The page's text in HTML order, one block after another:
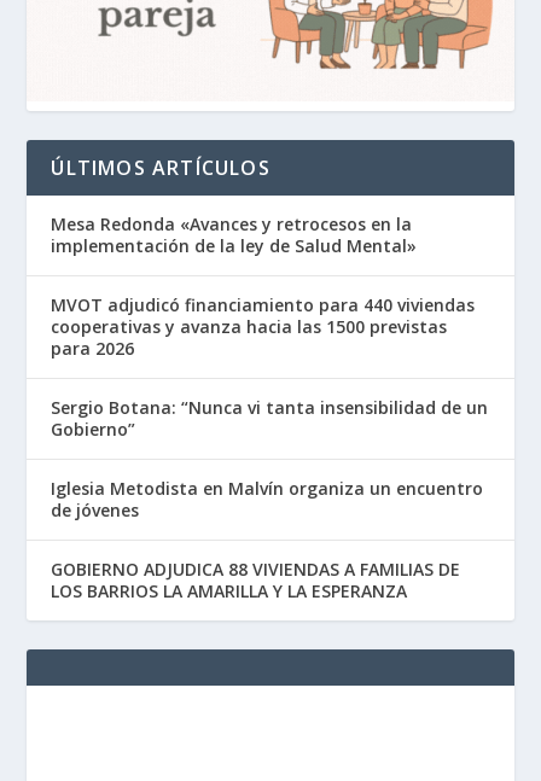
ÚLTIMOS ARTÍCULOS
Mesa Redonda «Avances y retrocesos en la
implementación de la ley de Salud Mental»
MVOT adjudicó financiamiento para 440 viviendas
cooperativas y avanza hacia las 1500 previstas
para 2026
Sergio Botana: “Nunca vi tanta insensibilidad de un
Gobierno”
Iglesia Metodista en Malvín organiza un encuentro
de jóvenes
GOBIERNO ADJUDICA 88 VIVIENDAS A FAMILIAS DE
LOS BARRIOS LA AMARILLA Y LA ESPERANZA